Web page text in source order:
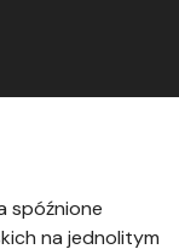
spóźnione
na jednolitym